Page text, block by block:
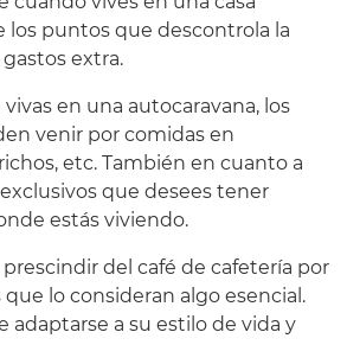
los puntos que descontrola la
extra.
en una autocaravana, los
venir por comidas en
etc. También en cuanto a
que desees tener
estás viviendo.
del café de cafetería por
que lo consideran algo esencial.
adaptarse a su estilo de vida y